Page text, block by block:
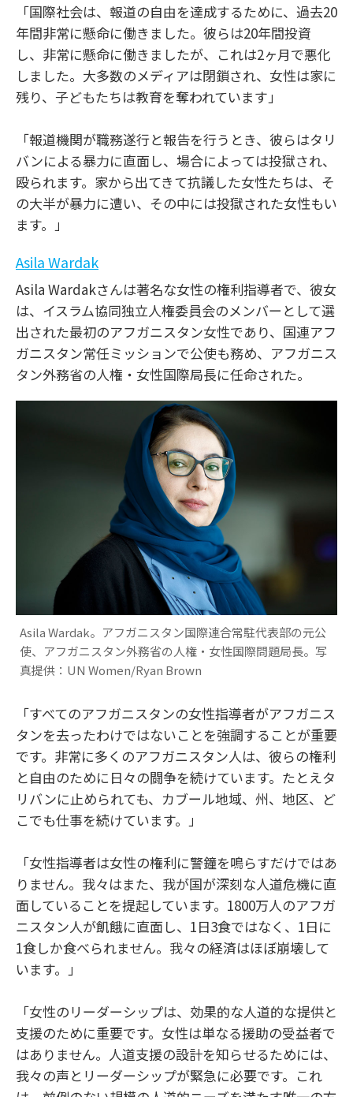
「国際社会は、報道の自由を達成するために、過去20
年間非常に懸命に働きました。彼らは20年間投資
し、非常に懸命に働きましたが、これは2ヶ月で悪化
しました。大多数のメディアは閉鎖され、女性は家に
残り、子どもたちは教育を奪われています」
「報道機関が職務遂行と報告を行うとき、彼らはタリ
バンによる暴力に直面し、場合によっては投獄され、
殴られます。家から出てきて抗議した女性たちは、そ
の大半が暴力に遭い、その中には投獄された女性もい
ます。」
Asila Wardak
Asila Wardakさんは著名な女性の権利指導者で、彼女
は、イスラム協同独立人権委員会のメンバーとして選
出された最初のアフガニスタン女性であり、国連アフ
ガニスタン常任ミッションで公使も務め、アフガニス
タン外務省の人権・女性国際局長に任命された。
Asila Wardak。アフガニスタン国際連合常駐代表部の元公
使、アフガニスタン外務省の人権・女性国際問題局長。写
真提供：UN Women/Ryan Brown
「すべてのアフガニスタンの女性指導者がアフガニス
タンを去ったわけではないことを強調することが重要
です。非常に多くのアフガニスタン人は、彼らの権利
と自由のために日々の闘争を続けています。たとえタ
リバンに止められても、カブール地域、州、地区、ど
こでも仕事を続けています。」
「女性指導者は女性の権利に警鐘を鳴らすだけではあ
りません。我々はまた、我が国が深刻な人道危機に直
面していることを提起しています。1800万人のアフガ
ニスタン人が飢餓に直面し、1日3食ではなく、1日に
1食しか食べられません。我々の経済はほぼ崩壊して
います。」
「女性のリーダーシップは、効果的な人道的な提供と
支援のために重要です。女性は単なる援助の受益者で
はありません。人道支援の設計を知らせるためには、
我々の声とリーダーシップが緊急に必要です。これ